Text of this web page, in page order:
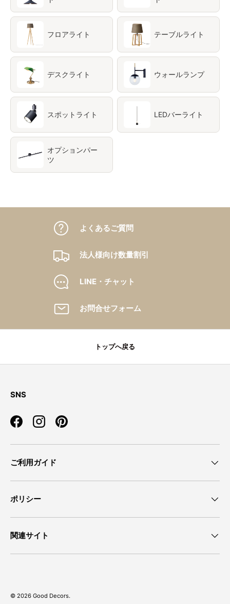
フロアライト テーブルライト
デスクライト ウォールランプ
スポットライト LEDバーライト
オプションパー
ツ
よくあるご質問
法人様向け数量割引
LINE・チャット
お問合せフォーム
トップへ戻る
SNS
FacebookInstagramPinterest
ご利用ガイド
ポリシー
関連サイト
© 2026 Good Decors.